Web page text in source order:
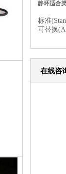
静环适合
标准
可替换
在线咨